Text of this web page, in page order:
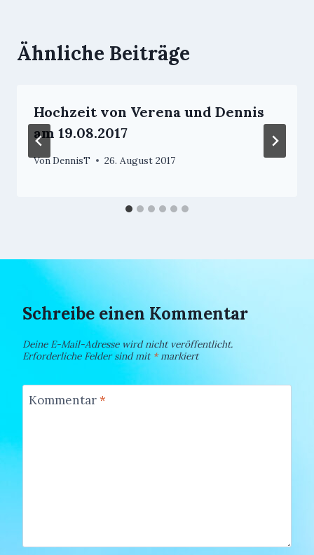
Ähnliche Beiträge
Hochzeit von Verena und Dennis
am 19.08.2017
VonDennisT 26. August 2017
Schreibe einen Kommentar
Deine E-Mail-Adresse wird nicht veröffentlicht.
Erforderliche Felder sind mit *markiert
Kommentar*